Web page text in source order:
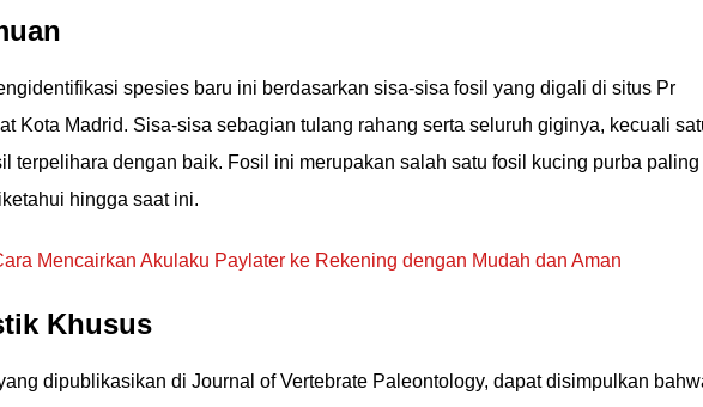
spesies baru ini berdasarkan sisa-sisa fosil yang digali di situs Pr
Kota Madrid. Sisa-sisa sebagian tulang rahang serta seluruh giginya, kecuali
terpelihara dengan baik. Fosil ini merupakan salah satu fosil kucing purba paling
hingga saat ini.
Mencairkan Akulaku Paylater ke Rekening dengan Mudah dan Aman
Khusus
dipublikasikan di Journal of Vertebrate Paleontology, dapat disimpulkan